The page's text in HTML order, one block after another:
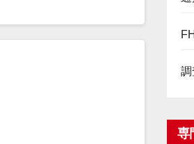
調
専